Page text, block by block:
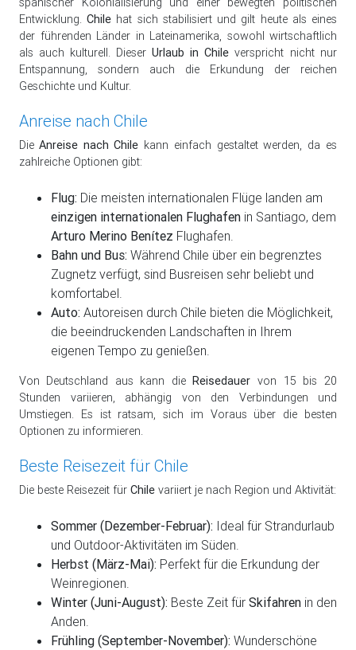
Entwicklung. Chile hat sich stabilisiert und gilt heute als eines
der führenden Länder in Lateinamerika, sowohl wirtschaftlich
als auch kulturell. Dieser Urlaub in Chile verspricht nicht nur
Entspannung, sondern auch die Erkundung der reichen
Geschichte und Kultur.
Anreise nach Chile
Die Anreise nach Chile kann einfach gestaltet werden, da es
zahlreiche Optionen gibt:
Flug: Die meisten internationalen Flüge landen am
einzigen internationalen Flughafen in Santiago, dem
Arturo Merino Benítez Flughafen.
Bahn und Bus: Während Chile über ein begrenztes
Zugnetz verfügt, sind Busreisen sehr beliebt und
komfortabel.
Auto: Autoreisen durch Chile bieten die Möglichkeit,
die beeindruckenden Landschaften in Ihrem
eigenen Tempo zu genießen.
Von Deutschland aus kann die Reisedauer von 15 bis 20
Stunden variieren, abhängig von den Verbindungen und
Umstiegen. Es ist ratsam, sich im Voraus über die besten
Optionen zu informieren.
Beste Reisezeit für Chile
Die beste Reisezeit für Chile variiert je nach Region und Aktivität:
Sommer (Dezember-Februar): Ideal für Strandurlaub
und Outdoor-Aktivitäten im Süden.
Herbst (März-Mai): Perfekt für die Erkundung der
Weinregionen.
Winter (Juni-August): Beste Zeit für Skifahren in den
Anden.
Frühling (September-November): Wunderschöne